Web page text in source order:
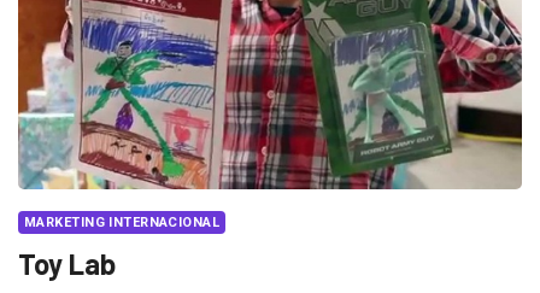
MARKETING INTERNACIONAL
Toy Lab